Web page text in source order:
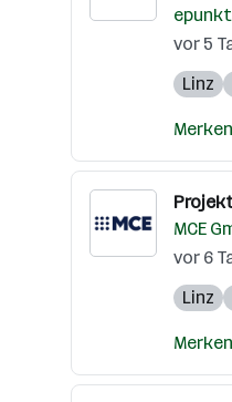
vor 5
Linz
Merken
MCE
vor 6
Linz
Merken